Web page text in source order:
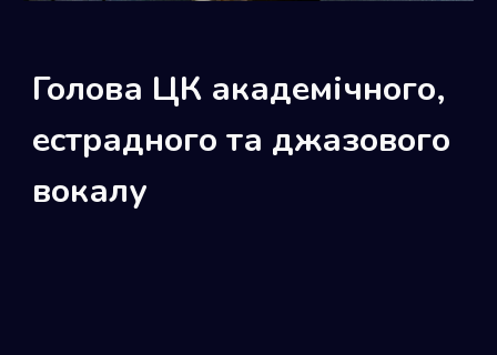
Голова ЦК академічного,
естрадного та джазового
вокалу